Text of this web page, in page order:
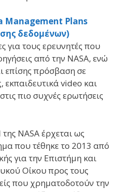
Management Plans
δεδομένων)
για τους ερευνητές που
από την NASA, ενώ
επίσης πρόσβαση σε
εκπαιδευτικά video και
πιο συχνές ερωτήσεις
NASA έρχεται ως
που τέθηκε το 2013 από
για την Επιστήμη και
Οίκου προς τους
που χρηματοδοτούν την